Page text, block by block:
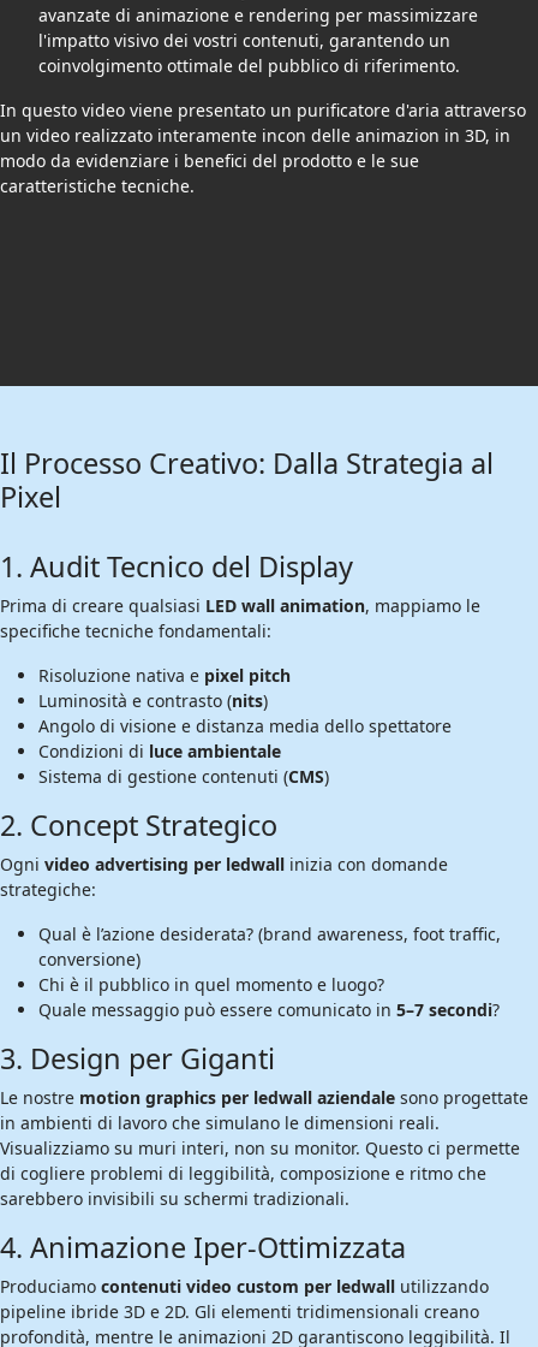
avanzate di animazione e rendering per massimizzare
l'impatto visivo dei vostri contenuti, garantendo un
coinvolgimento ottimale del pubblico di riferimento.
In questo video viene presentato un purificatore d'aria attraverso
un video realizzato interamente incon delle animazion in 3D, in
modo da evidenziare i benefici del prodotto e le sue
caratteristiche tecniche.
Il Processo Creativo: Dalla Strategia al
Pixel
1. Audit Tecnico del Display
Prima di creare qualsiasi LED wall animation, mappiamo le
specifiche tecniche fondamentali:
Risoluzione nativa e pixel pitch
Luminosità e contrasto (nits)
Angolo di visione e distanza media dello spettatore
Condizioni di luce ambientale
Sistema di gestione contenuti (CMS)
2. Concept Strategico
Ogni video advertising per ledwall inizia con domande
strategiche:
Qual è l’azione desiderata? (brand awareness, foot traffic,
conversione)
Chi è il pubblico in quel momento e luogo?
Quale messaggio può essere comunicato in 5–7 secondi?
3. Design per Giganti
Le nostre motion graphics per ledwall aziendale sono progettate
in ambienti di lavoro che simulano le dimensioni reali.
Visualizziamo su muri interi, non su monitor. Questo ci permette
di cogliere problemi di leggibilità, composizione e ritmo che
sarebbero invisibili su schermi tradizionali.
4. Animazione Iper-Ottimizzata
Produciamo contenuti video custom per ledwall utilizzando
pipeline ibride 3D e 2D. Gli elementi tridimensionali creano
profondità, mentre le animazioni 2D garantiscono leggibilità. Il